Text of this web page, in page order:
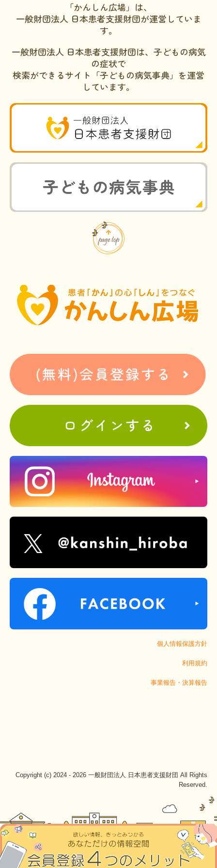
「かんしん広場」は、
一般財団法人 日本患者支援財団が運営していま
す。
一般財団法人 日本患者支援財団は、子どもの病気
の症状で
検索ができるサイト「子どもの病気事典」を運営
しています。
個人情報保護方針
利用規約
事業報告・決算報告
Copyright (c) 2024 - 2026 一般財団法人 日本患者支援財団 All Rights
Reserved.